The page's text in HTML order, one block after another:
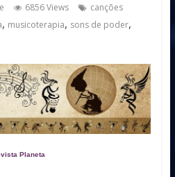
6856 Views
canções
, musicoterapia, sons de poder,
Planeta